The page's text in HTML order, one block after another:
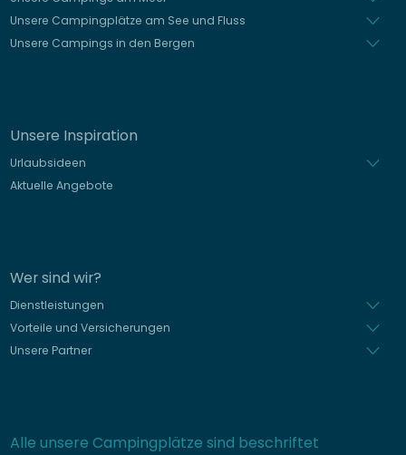
Unsere Campingplätze am See und Fluss
Unsere Campings in den Bergen
Unsere Inspiration
Urlaubsideen
Aktuelle Angebote
Wer sind wir?
Dienstleistungen
Vorteile und Versicherungen
Unsere Partner
Alle unsere Campingplätze sind beschriftet